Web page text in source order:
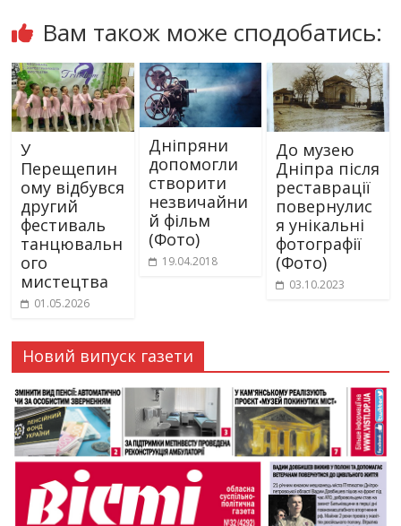
Вам також може сподобатись:
У
Перещепин
ому відбувся
другий
фестиваль
танцювальн
ого
мистецтва
01.05.2026
Дніпряни
допомогли
створити
незвичайни
й фільм
(Фото)
19.04.2018
До музею
Дніпра після
реставрації
повернулис
я унікальні
фотографії
(Фото)
03.10.2023
Новий випуск газети